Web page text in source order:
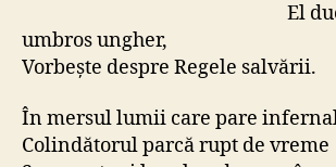
El
umbros ungher,
Vorbeşte despre Regele salvării.
În mersul lumii care pare
Colindătorul parcă rupt de vreme